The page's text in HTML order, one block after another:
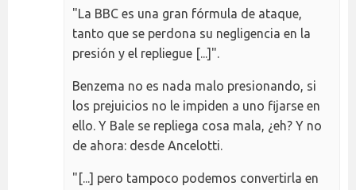
"La BBC es una gran fórmula de ataque,
tanto que se perdona su negligencia en la
presión y el repliegue [...]".
Benzema no es nada malo presionando, si
los prejuicios no le impiden a uno fijarse en
ello. Y Bale se repliega cosa mala, ¿eh? Y no
de ahora: desde Ancelotti.
"[...] pero tampoco podemos convertirla en